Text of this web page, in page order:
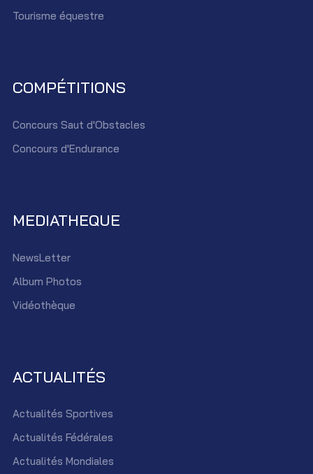
Tourisme équestre
COMPÉTITIONS
Concours Saut d'Obstacles
Concours d'Endurance
MEDIATHEQUE
NewsLetter
Album Photos
Vidéothèque
ACTUALITÉS
Actualités Sportives
Actualités Fédérales
Actualités Mondiales